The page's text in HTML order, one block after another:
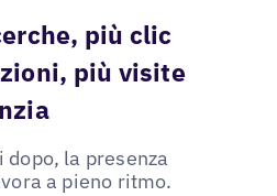
più clic
più visite
dopo, la presenza
a pieno ritmo.